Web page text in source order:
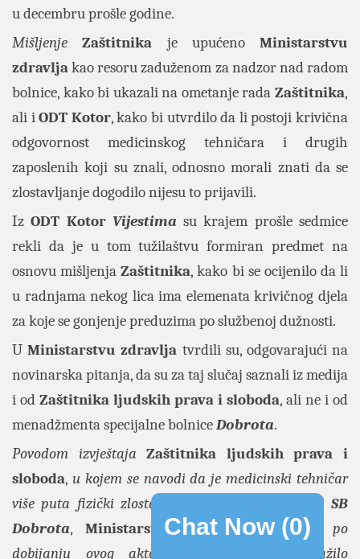
u decembru prošle godine.
Mišljenje
Zaštitnika je upućeno Ministarstvu
zdravljakao resoru zaduženom za nadzor nad radom
bolnice, kako bi ukazali na ometanje rada Zaštitnika,
ali iODT Kotor, kako bi utvrdilo da li postoji krivična
odgovornost medicinskog tehničara i drugih
zaposlenih koji su znali, odnosno morali znati da se
zlostavljanje dogodilo nijesu to prijavili.
IzODT Kotor Vijestima su krajem prošle sedmice
rekli da je u tom tužilaštvu formiran predmet na
osnovu mišljenjaZaštitnika, kako bi se ocijenilo da li
u radnjama nekog lica ima elemenata krivičnog djela
za koje se gonjenje preduzima po službenoj dužnosti.
UMinistarstvu zdravlja tvrdili su, odgovarajući na
novinarska pitanja, da su za taj slučaj saznali iz medija
i od Zaštitnika ljudskih prava i sloboda, ali ne i od
menadžmenta specijalne bolniceDobrota.
Povodom izvještajaZaštitnika ljudskih prava i
sloboda, u kojem se navodi da je medicinski tehničar
više puta fizički zlostavljao pacijenta u ustanovi SB
Dobrota, Ministarstvo zdravlja je odmah po
dobijanju ovog akta
pisanim putem zatražilo
Chat Now (0)